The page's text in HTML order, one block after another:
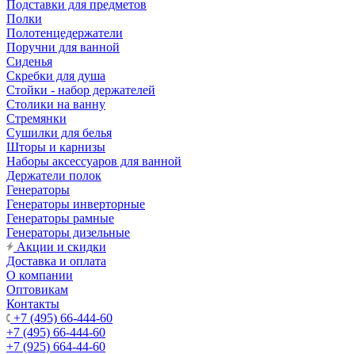
Подставки для предметов
Полки
Полотенцедержатели
Поручни для ванной
Сиденья
Скребки для душа
Стойки - набор держателей
Столики на ванну
Стремянки
Сушилки для белья
Шторы и карнизы
Наборы аксессуаров для ванной
Держатели полок
Генераторы
Генераторы инверторные
Генераторы рамные
Генераторы дизельные
Акции и скидки
Доставка и оплата
О компании
Оптовикам
Контакты
+7 (495) 66-444-60
+7 (495) 66-444-60
+7 (925) 664-44-60